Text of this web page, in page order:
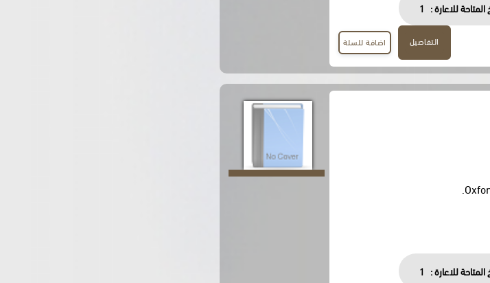
للاعارة : 1
التفاصيل اضافة للسلة
للاعارة : 1